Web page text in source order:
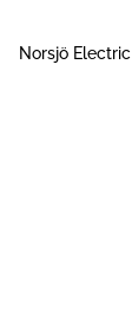
Norsjö Electric